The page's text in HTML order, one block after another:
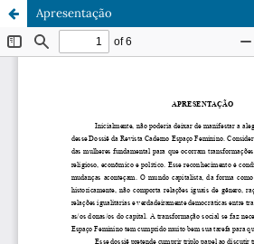
Apresentação